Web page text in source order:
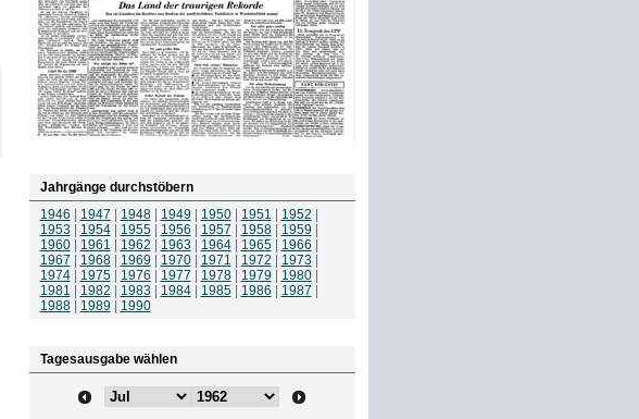
Jahrgänge durchstöbern
1946
1947 1948| 1949 1950| 1951 1952
1953
1954| 1955| 1956 1957 1958| 1959
1960| 1961 1962 1963 1964| 1965| 1966
1967
1968| 1969 1970| 1971 1972 1973
1974| 1975| 1976 1977 1978| 1979 1980|
1981
1982 1983 1984| 1985| 1986 1987
1988| 1989 1990
Tagesausgabe wählen